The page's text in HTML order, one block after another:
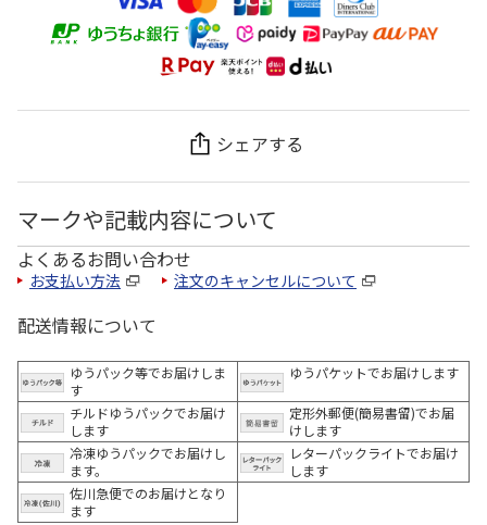
シェアする
マークや記載内容について
よくあるお問い合わせ
お支払い方法 注文のキャンセルについて
配送情報について
ゆうパック等でお届けしま
す
ゆうパケットでお届けします
チルドゆうパックでお届け
します
定形外郵便(簡易書留)でお届
けします
冷凍ゆうパックでお届けし
ます。
レターパックライトでお届け
します
佐川急便でのお届けとなり
ます